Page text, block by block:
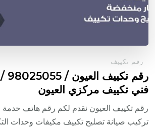
رقم تكييف
فني تكييف مركزي العيون
رقم تكييف العيون نقدم لكم رقم هاتف
تركيب صيانة تصليح تكييف مكيفات وحدات